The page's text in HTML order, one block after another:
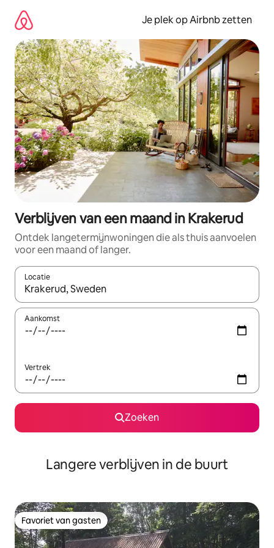
direct
naar
inhoud
Je plek op Airbnb zetten
Verblijven van een maand in Krakerud
Ontdek langetermijnwoningen die als thuis aanvoelen
voor een maand of langer.
Locatie
Wanneer er resultaten beschikbaar zijn, maak je een keuze
Aankomst
Vertrek
Zoeken
Langere verblijven in de buurt
Favoriet van gasten
Favoriet van gasten